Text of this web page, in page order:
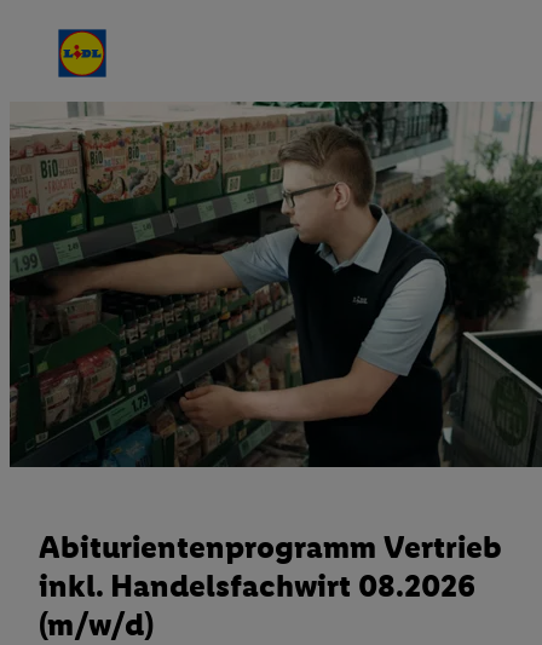
Abiturientenprogramm Vertrieb
inkl. Handelsfachwirt 08.2026
(m/w/d)